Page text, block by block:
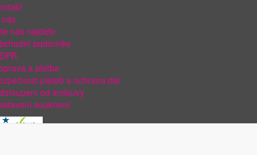
nás najdete
podmínky
a platba
plateb a ochrana dat
od smlouvy
soukromí